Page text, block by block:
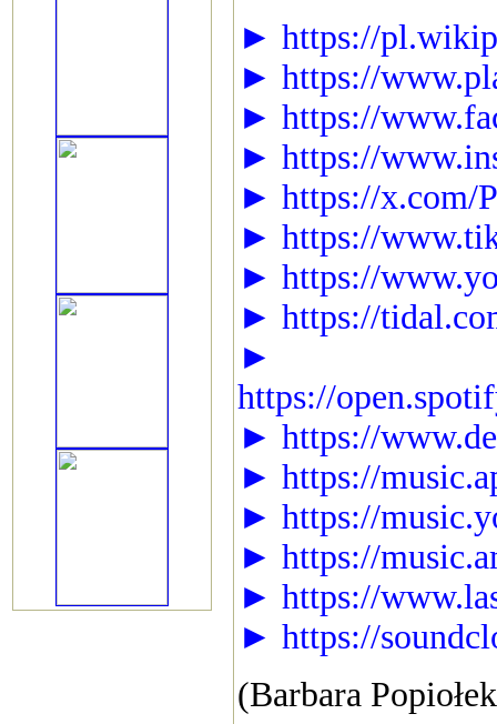
► https://
► https://
► https://
► https://
► https://x.com/
► https://
► https://
► https://
►
https://
► https://
► https://
► https://
► https://
► https://
► https://
(Barbara